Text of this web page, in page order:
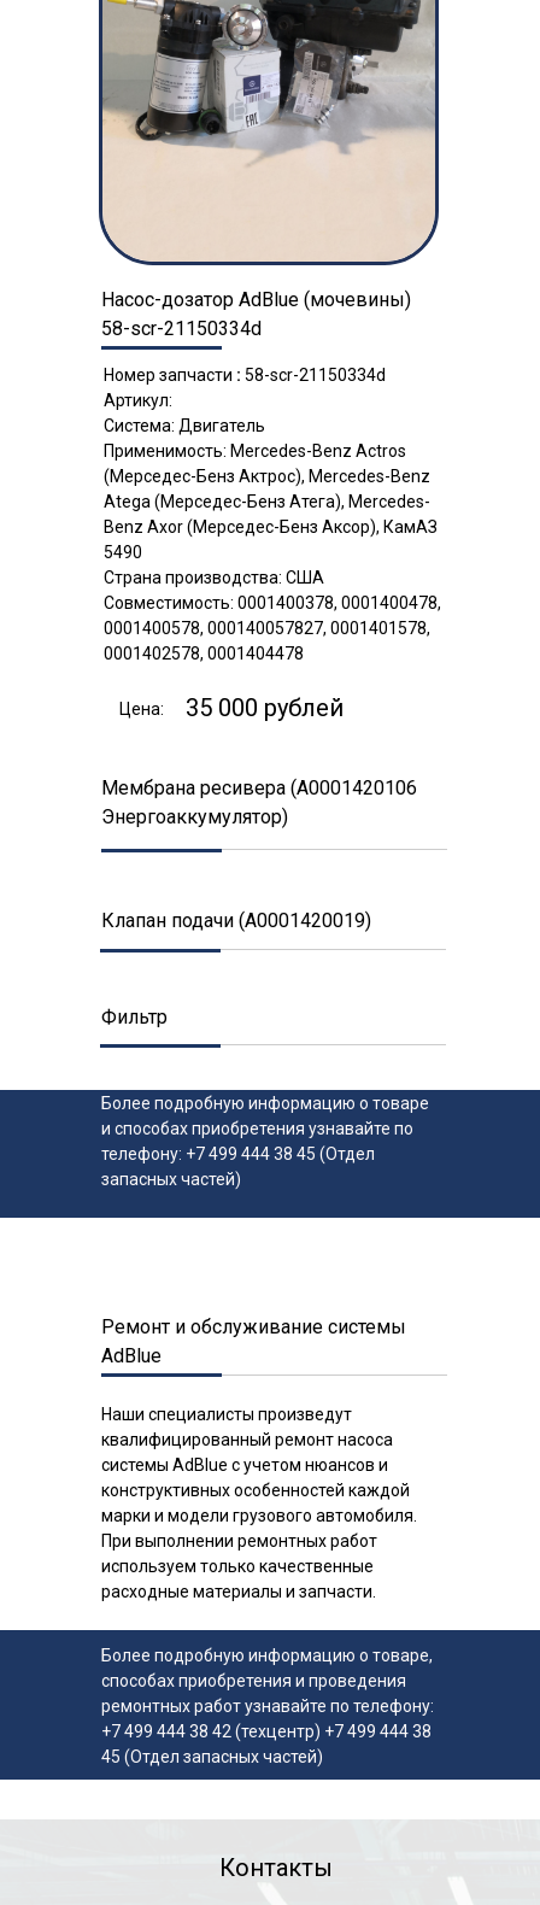
Более подробную информацию о товаре
и способах приобретения узнавайте по
телефону: +7 499 444 38 45 (Отдел
запасных частей)
Насос-дозатор AdBlue (мочевины)
58-scr-21150334d
Номер запчасти : 58-scr-21150334d
Артикул:
Система: Двигатель
Применимость: Mercedes-Benz Actros
(Мерседес-Бенз Актрос), Mercedes-Benz
Atega (Мерседес-Бенз Атега), Mercedes-
Benz Axor (Мерседес-Бенз Аксор), КамАЗ
5490
Страна производства: США
Совместимость: 0001400378, 0001400478,
0001400578, 000140057827, 0001401578,
0001402578, 0001404478
Цена: 35 000 рублей
Мембрана ресивера (A0001420106
Энергоаккумулятор)
Клапан подачи (А0001420019)
Фильтр
Наши специалисты произведут
квалифицированный ремонт насоса
системы AdBlue с учетом нюансов и
конструктивных особенностей каждой
марки и модели грузового автомобиля.
При выполнении ремонтных работ
используем только качественные
расходные материалы и запчасти.
Более подробную информацию о товаре,
способах приобретения и проведения
ремонтных работ узнавайте по телефону:
+7 499 444 38 42 (техцентр) +7 499 444 38
45 (Отдел запасных частей)
Ремонт и обслуживание системы
AdBlue
Контакты